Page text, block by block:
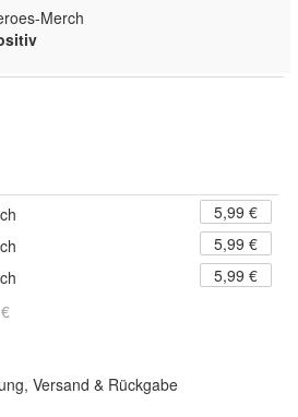
Merch
5,99 €
5,99 €
5,99 €
Versand & Rückgabe